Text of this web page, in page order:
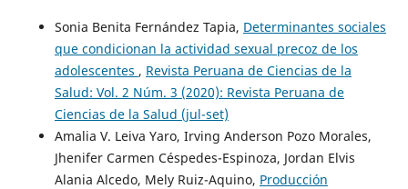
Sonia Benita Fernández Tapia, Determinantes sociales
que condicionan la actividad sexual precoz de los
adolescentes , Revista Peruana de Ciencias de la
Salud: Vol. 2 Núm. 3 (2020): Revista Peruana de
Ciencias de la Salud (jul-set)
Amalia V. Leiva Yaro, Irving Anderson Pozo Morales,
Jhenifer Carmen Céspedes-Espinoza, Jordan Elvis
Alania Alcedo, Mely Ruiz-Aquino, Producción